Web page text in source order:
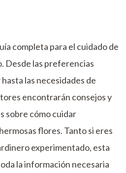
completa para el cuidado de
Desde las preferencias
las necesidades de
encontrarán consejos y
sobre cómo cuidar
flores. Tanto si eres
experimentado, esta
la información necesaria